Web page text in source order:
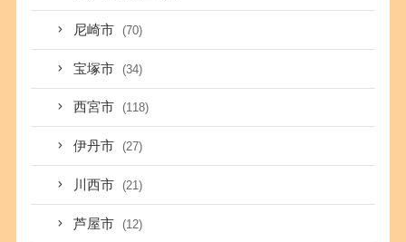
尼崎市 (70)
宝塚市 (34)
西宮市 (118)
伊丹市 (27)
川西市 (21)
芦屋市 (12)